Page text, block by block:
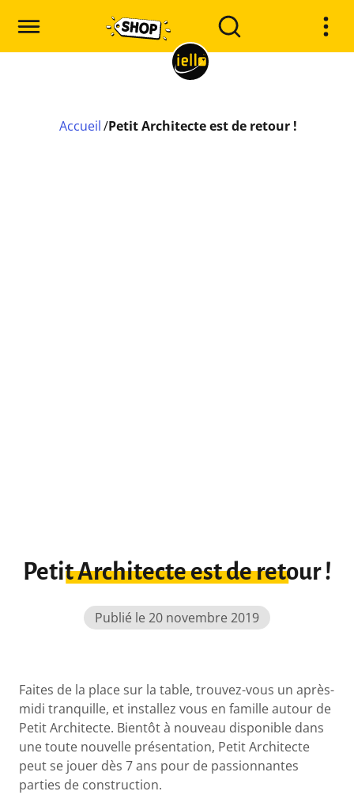
Accueil /Petit Architecte est de retour !
Petit Architecte est de retour !
Publié le 20 novembre 2019
Faites de la place sur la table, trouvez-vous un après-
midi tranquille, et installez vous en famille autour de
Petit Architecte. Bientôt à nouveau disponible dans
une toute nouvelle présentation, Petit Architecte
peut se jouer dès 7 ans pour de passionnantes
parties de construction.